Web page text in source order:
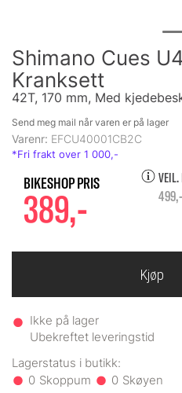
Shimano Cues
Kranksett
42T, 170 mm, Med
Varenr: EFCU40001CB2C
389,-
VEIL.
499,-
Ikke på lager
Ubekreftet leveringstid
0 0
Kjøp
Send meg mail når varen er på lager